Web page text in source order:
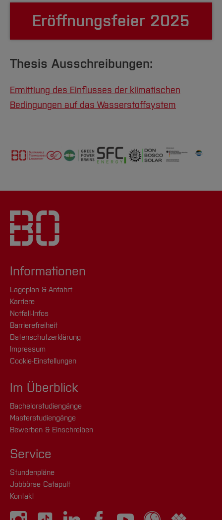
Eröffnungsfeier 2025
Thesis Ausschreibungen:
Ermittlung des Einflusses der klimatischen
Bedingungen auf das Wasserstoffsystem
Informationen
Lageplan & Anfahrt
Karriere
Notfall-Infos
Barrierefreiheit
Datenschutzerklärung
Impressum
Cookie-Einstellungen
Im Überblick
Bachelorstudiengänge
Masterstudiengänge
Bewerben & Einschreiben
Service
Stundenpläne
Jobbörse Catapult
Kontakt